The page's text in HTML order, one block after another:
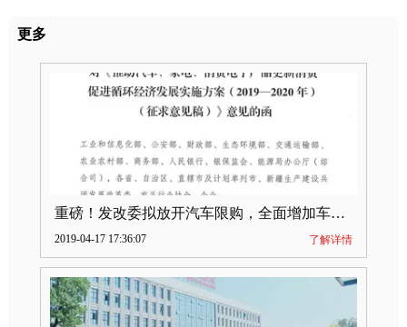
更多
重磅！发改委拟放开汽车限购，全面增加车牌指标
2019-04-17 17:36:07 了解详情